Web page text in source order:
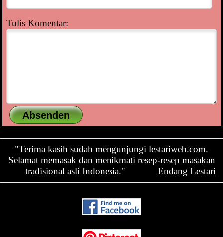
Tulis Komentar:
"Terima kasih sudah mengunjungi lestariweb.com.
Selamat memasak dan menikmati resep-resep masakan
tradisional asli Indonesia."
Endang Lestari